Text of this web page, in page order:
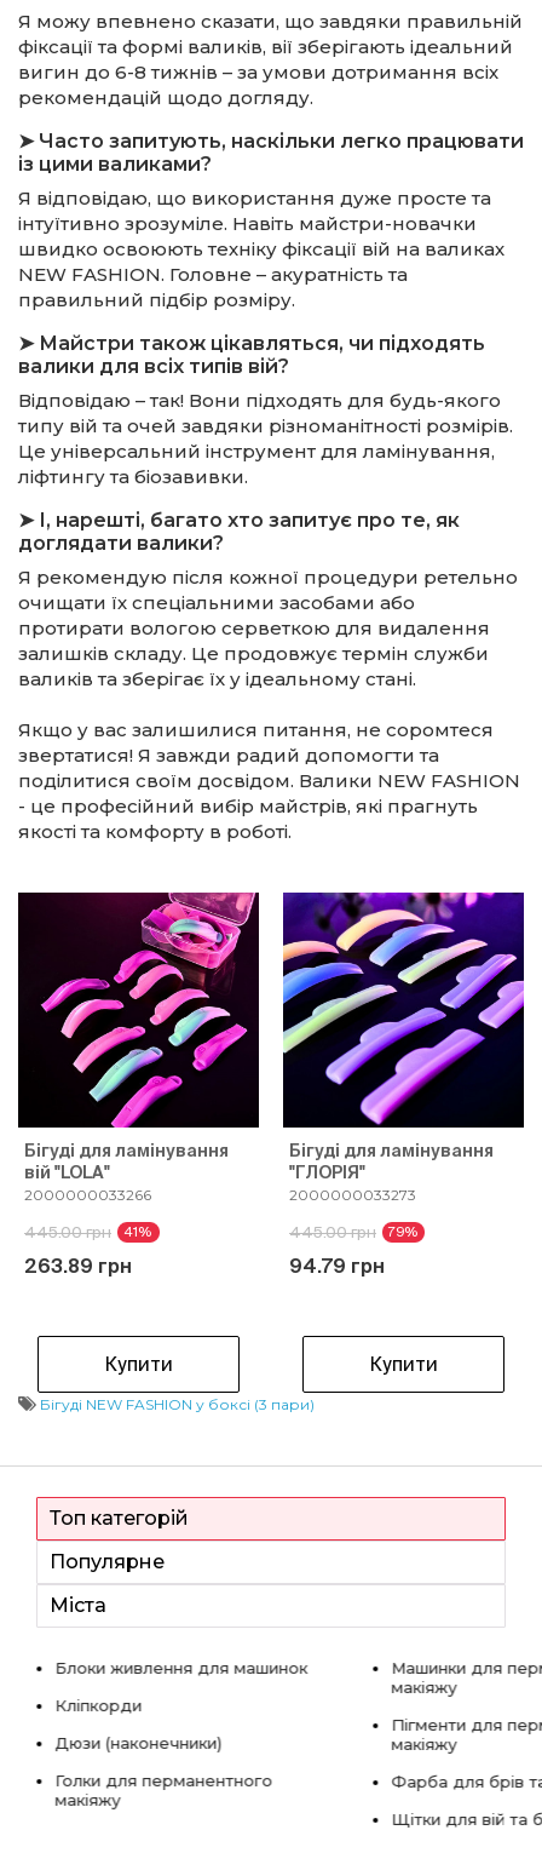
Я можу впевнено сказати, що завдяки правильній
фіксації та формі валиків, вії зберігають ідеальний
вигин до 6-8 тижнів – за умови дотримання всіх
рекомендацій щодо догляду.
➤ Часто запитують, наскільки легко працювати
із цими валиками?
Я відповідаю, що використання дуже просте та
інтуїтивно зрозуміле. Навіть майстри-новачки
швидко освоюють техніку фіксації вій на валиках
NEW FASHION. Головне – акуратність та
правильний підбір розміру.
➤ Майстри також цікавляться, чи підходять
валики для всіх типів вій?
Відповідаю – так! Вони підходять для будь-якого
типу вій та очей завдяки різноманітності розмірів.
Це універсальний інструмент для ламінування,
ліфтингу та біозавивки.
➤ І, нарешті, багато хто запитує про те, як
доглядати валики?
Я рекомендую після кожної процедури ретельно
очищати їх спеціальними засобами або
протирати вологою серветкою для видалення
залишків складу. Це продовжує термін служби
валиків та зберігає їх у ідеальному стані.
Якщо у вас залишилися питання, не соромтеся
звертатися! Я завжди радий допомогти та
поділитися своїм досвідом. Валики NEW FASHION
- це професійний вибір майстрів, які прагнуть
якості та комфорту в роботі.
Бігуді для ламінування
вій "LOLA"
2000000033266
445.00 грн 41%
263.89 грн
Купити
Бігуді для ламінування
"ГЛОРІЯ"
2000000033273
445.00 грн 79%
94.79 грн
Купити
Бігуді NEW FASHION у боксі (3 пари)
Топ категорій
Популярне
Міста
Блоки живлення для машинок
Кліпкорди
Дюзи (наконечники)
Голки для перманентного
макіяжу
Машинки для
макіяжу
Пігменти для
макіяжу
Фарба для брів
Щітки для вій та